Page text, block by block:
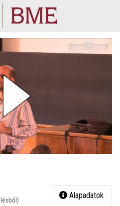
Tartalom kihagyása
Alapadatok